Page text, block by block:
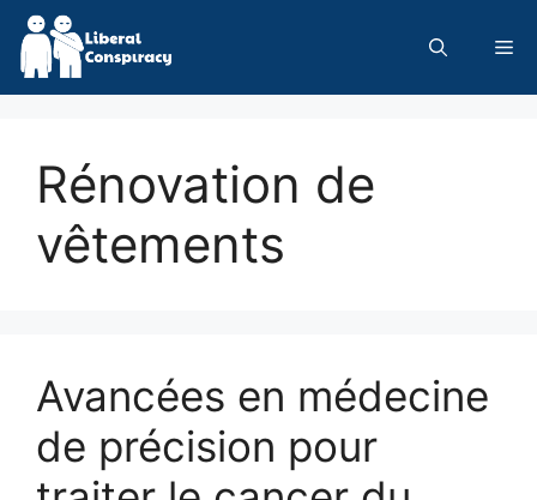
Skip
content
Rénovation de
vêtements
Avancées en médecine
de précision pour